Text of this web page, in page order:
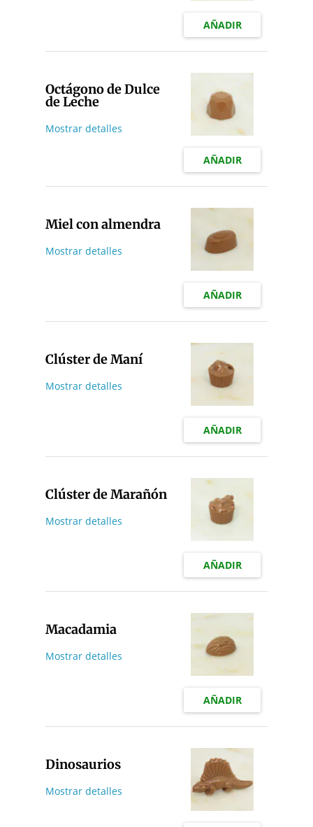
AÑADIR
Octágono de Dulce
de Leche
Mostrar detalles
AÑADIR
Miel con almendra
Mostrar detalles
AÑADIR
Clúster de Maní
Mostrar detalles
AÑADIR
Clúster de Marañón
Mostrar detalles
AÑADIR
Macadamia
Mostrar detalles
AÑADIR
Dinosaurios
Mostrar detalles